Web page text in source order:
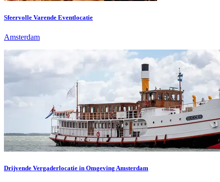
Sfeervolle Varende Eventlocatie
Amsterdam
Drijvende Vergaderlocatie in Omgeving Amsterdam